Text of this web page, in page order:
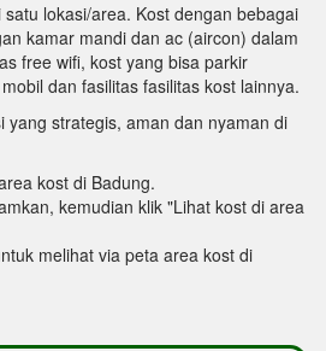
satu lokasi/area. Kost dengan bebagai
kamar mandi dan ac (aircon) dalam
free wifi, kost yang bisa parkir
dan fasilitas fasilitas kost lainnya.
strategis, aman dan nyaman di
kost di Badung.
kemudian klik "Lihat kost di area
melihat via peta area kost di